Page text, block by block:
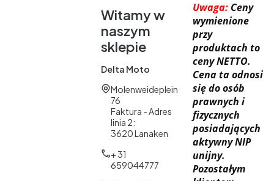
Witamy w
naszym
sklepie
Delta Moto
Adres:
Molenweideplein
76
Faktura - Adres
linia 2:
3620 Lanaken
+ 31
659044777
Uwaga:Ceny
wymienione
przy
produktach to
ceny NETTO.
Cena ta odnosi
się do osób
prawnych i
fizycznych
posiadających
aktywny NIP
unijny.
Pozostałym